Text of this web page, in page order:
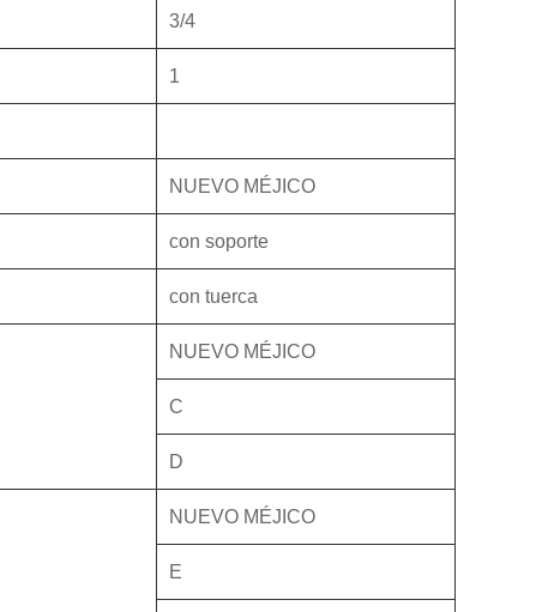
3/4
1
NUEVO MÉJICO
con soporte
con tuerca
NUEVO MÉJICO
C
D
NUEVO MÉJICO
E